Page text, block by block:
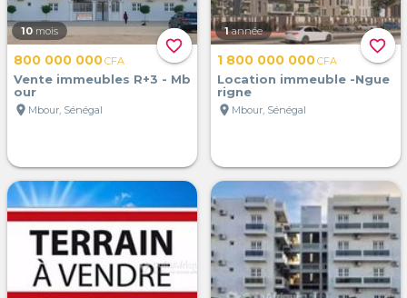
favorite_border
10 mois
800 000 000CFA
Vente immeubles R+3 - Mb
our
location_on Mbour, Sénégal
favorite_border
1 année
1 800 000 000CFA
Location immeuble -Ngue
rigne
location_on Mbour, Sénégal